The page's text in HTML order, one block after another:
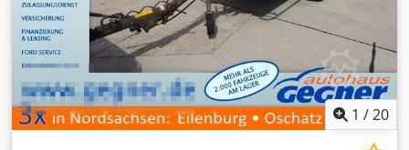
1 /20